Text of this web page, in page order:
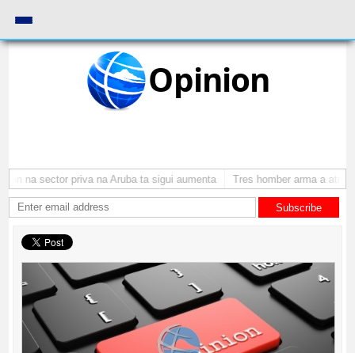
Opinion
na sector priva na Aruba ta sigui aumenta Tres homber arma a
Subscribe